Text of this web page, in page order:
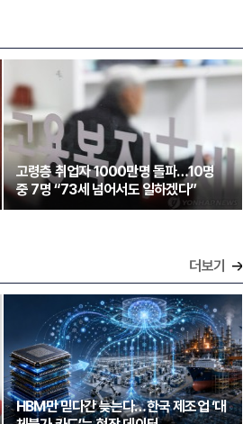
고령층 취업자 1000만명 돌파…10명
중 7명 “73세 넘어서도 일하겠다”
더보기
HBM만 믿다간 늦는다…한국 제조업 ‘대